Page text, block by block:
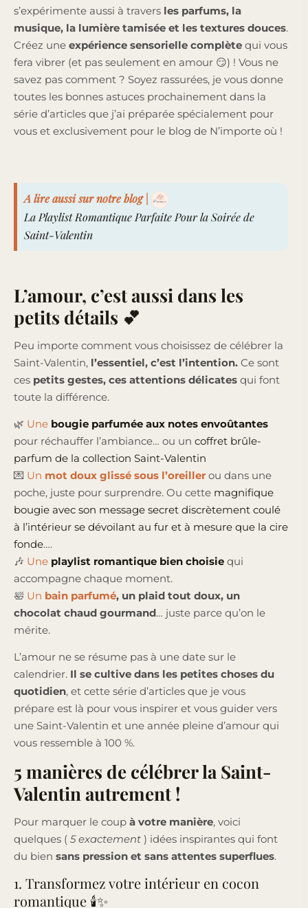
s’expérimente aussi à travers les parfums, la
musique, la lumière tamisée et les textures douces.
Créez une expérience sensorielle complète qui vous
fera vibrer (et pas seulement en amour 😏) ! Vous ne
savez pas comment ? Soyez rassurées, je vous donne
toutes les bonnes astuces prochainement dans la
série d’articles que j’ai préparée spécialement pour
vous et exclusivement pour le blog de N’importe où !
A lire aussi sur notre blog |
La Playlist Romantique Parfaite Pour la Soirée de
Saint-Valentin
L’amour, c’est aussi dans les
petits détails 💕
Peu importe comment vous choisissez de célébrer la
Saint-Valentin, l’essentiel, c’est l’intention. Ce sont
ces petits gestes, ces attentions délicates qui font
toute la différence.
🌿 Une bougie parfumée aux notes envoûtantes
pour réchauffer l’ambiance… ou un coffret brûle-
parfum de la collection Saint-Valentin
💌 Un mot doux glissé sous l’oreiller ou dans une
poche, juste pour surprendre. Ou cette magnifique
bougie avec son message secret discrètement coulé
à l’intérieur se dévoilant au fur et à mesure que la cire
fonde….
🎶 Une playlist romantique bien choisie qui
accompagne chaque moment.
🛀 Un bain parfumé, un plaid tout doux, un
chocolat chaud gourmand… juste parce qu’on le
mérite.
L’amour ne se résume pas à une date sur le
calendrier. Il se cultive dans les petites choses du
quotidien, et cette série d’articles que je vous
prépare est là pour vous inspirer et vous guider vers
une Saint-Valentin et une année pleine d’amour qui
vous ressemble à 100 %.
5 manières de célébrer la Saint-
Valentin autrement !
Pour marquer le coup à votre manière, voici
quelques ( 5 exactement ) idées inspirantes qui font
du bien sans pression et sans attentes superflues.
1. Transformez votre intérieur en cocon
romantique 🕯✨